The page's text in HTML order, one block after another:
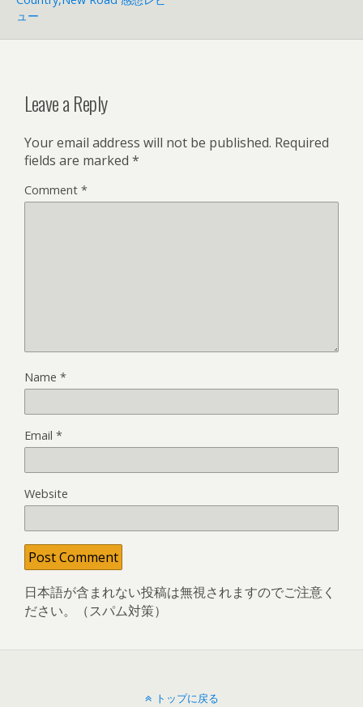
ュー
Leave a Reply
Your email address will not be published. Required
fields are marked *
Comment *
Name *
Email *
Website
日本語が含まれない投稿は無視されますのでご注意く
ださい。（スパム対策）
トップに戻る